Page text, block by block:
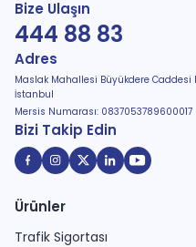
Bize Ulaşın
444 88 83
Adres
Maslak Mahallesi Büyükdere Caddesi
İstanbul
Mersis Numarası: 0837053789600017
Bizi Takip Edin
Ürünler
Trafik Sigortası